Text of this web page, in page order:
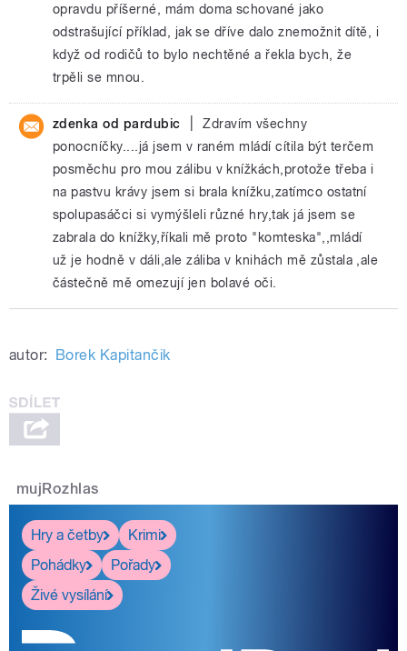
opravdu příšerné, mám doma schované jako
odstrašující příklad, jak se dříve dalo znemožnit dítě, i
když od rodičů to bylo nechtěné a řekla bych, že
trpěli se mnou.
zdenka od pardubic
Zdravím všechny
ponocníčky....já jsem v raném mládí cítila být terčem
posměchu pro mou zálibu v knížkách,protože třeba i
na pastvu krávy jsem si brala knížku,zatímco ostatní
spolupasáčci si vymýšleli různé hry,tak já jsem se
zabrala do knížky,říkali mě proto "komteska",,mládí
už je hodně v dáli,ale záliba v knihách mě zůstala ,ale
částečně mě omezují jen bolavé oči.
autor: Borek Kapitančik
mujRozhlas
Hry a četby
Krimi
Pohádky
Pořady
Živé vysílání